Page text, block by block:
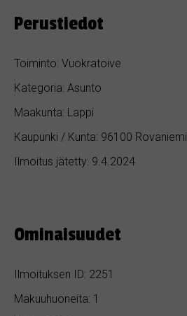
Perustiedot
Toiminto: Vuokratoive
Kategoria: Asunto
Maakunta: Lappi
Kaupunki / Kunta: 96100 Rovaniemi
Ilmoitus jätetty: 9.4.2024
Ominaisuudet
Ilmoituksen ID: 2251
Makuuhuoneita: 1